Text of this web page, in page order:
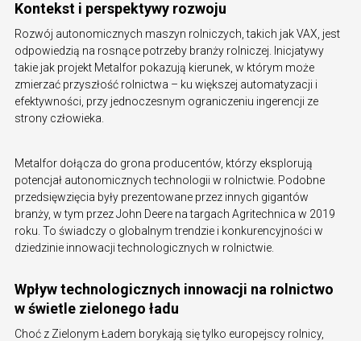
Kontekst i perspektywy rozwoju
Rozwój autonomicznych maszyn rolniczych, takich jak VAX, jest
odpowiedzią na rosnące potrzeby branży rolniczej. Inicjatywy
takie jak projekt Metalfor pokazują kierunek, w którym może
zmierzać przyszłość rolnictwa – ku większej automatyzacji i
efektywności, przy jednoczesnym ograniczeniu ingerencji ze
strony człowieka.
Metalfor dołącza do grona producentów, którzy eksplorują
potencjał autonomicznych technologii w rolnictwie. Podobne
przedsięwzięcia były prezentowane przez innych gigantów
branży, w tym przez John Deere na targach Agritechnica w 2019
roku. To świadczy o globalnym trendzie i konkurencyjności w
dziedzinie innowacji technologicznych w rolnictwie.
Wpływ technologicznych innowacji na rolnictwo
w świetle zielonego ładu
Choć z Zielonym Ładem borykają się tylko europejscy rolnicy,